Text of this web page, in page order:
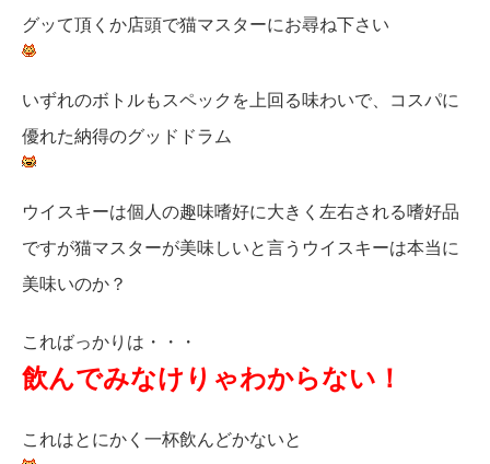
グッて頂くか店頭で猫マスターにお尋ね下さい
いずれのボトルもスペックを上回る味わいで、コスパに
優れた納得のグッドドラム
ウイスキーは個人の趣味嗜好に大きく左右される嗜好品
ですが猫マスターが美味しいと言うウイスキーは本当に
美味いのか？
こればっかりは・・・
飲んでみなけりゃわからない！
これはとにかく一杯飲んどかないと